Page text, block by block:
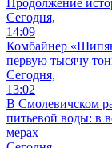
Сегодня,
14:09
Комбайнер
первую тысячу
Сегодня,
13:02
В Смолевичском
питьевой воды: в
мерах